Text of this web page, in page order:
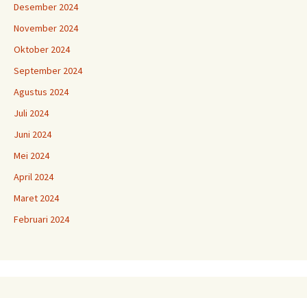
Desember 2024
November 2024
Oktober 2024
September 2024
Agustus 2024
Juli 2024
Juni 2024
Mei 2024
April 2024
Maret 2024
Februari 2024